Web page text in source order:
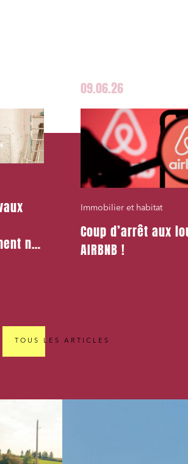
ne
09.06.26
Immobilier et habitat
Coup d’arrêt aux
AIRBNB !
TOUS LES ARTICLES